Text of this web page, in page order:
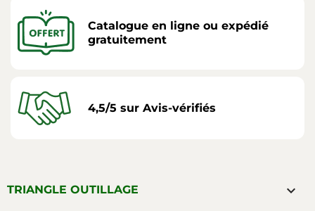
Catalogue en ligne ou expédié
gratuitement
4,5/5 sur Avis-vérifiés
TRIANGLE OUTILLAGE 